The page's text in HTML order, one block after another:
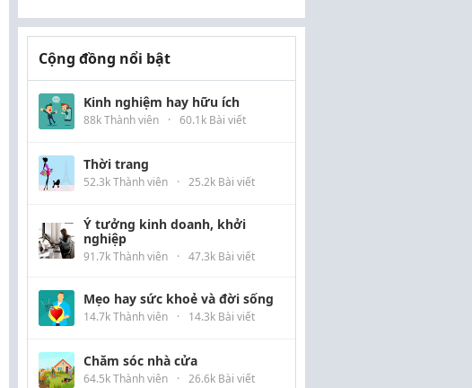
Cộng đồng nổi bật
Kinh nghiệm hay hữu ích
88k Thành viên · 60.1k Bài viết
Thời trang
52.3k Thành viên · 25.2k Bài viết
Ý tưởng kinh doanh, khởi
nghiệp
91.7k Thành viên · 47.3k Bài viết
Mẹo hay sức khoẻ và đời sống
14.7k Thành viên · 14.3k Bài viết
Chăm sóc nhà cửa
64.5k Thành viên · 26.6k Bài viết